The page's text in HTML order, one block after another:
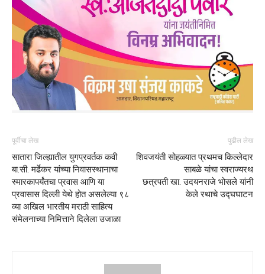
पूर्वीचा लेख
सातारा जिल्ह्यातील युगप्रवर्तक कवी
बा.सी. मर्ढेकर यांच्या निवासस्थानाचा
स्मारकापर्यंतचा प्रवास आणि या
प्रवासास दिल्ली येथे होत असलेल्या ९८
व्या अखिल भारतीय मराठी साहित्य
संमेलनाच्या निमित्ताने दिलेला उजाळा
पुढील लेख
शिवजयंती सोहळ्यात प्रथमच किल्लेदार
साबळे यांचा स्वराज्यरथ
छत्रपती खा. उदयनराजे भोसले यांनी
केले रथाचे उद्घघाटन